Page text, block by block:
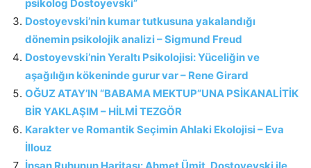
psikolog Dostoyevski”
Dostoyevski’nin kumar tutkusuna yakalandığı
dönemin psikolojik analizi – Sigmund Freud
Dostoyevski’nin Yeraltı Psikolojisi: Yüceliğin ve
aşağılığın kökeninde gurur var – Rene Girard
OĞUZ ATAY’IN “BABAMA MEKTUP”UNA PSİKANALİTİK
BİR YAKLAŞIM – HİLMİ TEZGÖR
Karakter ve Romantik Seçimin Ahlaki Ekolojisi – Eva
İllouz